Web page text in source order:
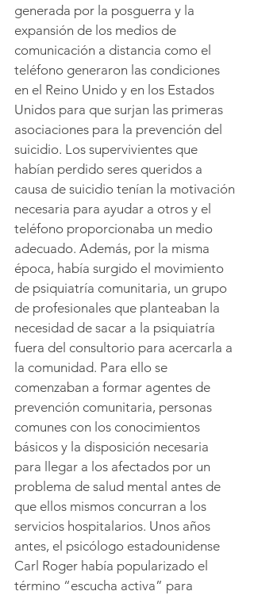
generada por la posguerra y la
expansión de los medios de
comunicación a distancia como el
teléfono generaron las condiciones
en el Reino Unido y en los Estados
Unidos para que surjan las primeras
asociaciones para la prevención del
suicidio. Los supervivientes que
habían perdido seres queridos a
causa de suicidio tenían la motivación
necesaria para ayudar a otros y el
teléfono proporcionaba un medio
adecuado. Además, por la misma
época, había surgido el movimiento
de psiquiatría comunitaria, un grupo
de profesionales que planteaban la
necesidad de sacar a la psiquiatría
fuera del consultorio para acercarla a
la comunidad. Para ello se
comenzaban a formar agentes de
prevención comunitaria, personas
comunes con los conocimientos
básicos y la disposición necesaria
para llegar a los afectados por un
problema de salud mental antes de
que ellos mismos concurran a los
servicios hospitalarios. Unos años
antes, el psicólogo estadounidense
Carl Roger había popularizado el
término “escucha activa” para